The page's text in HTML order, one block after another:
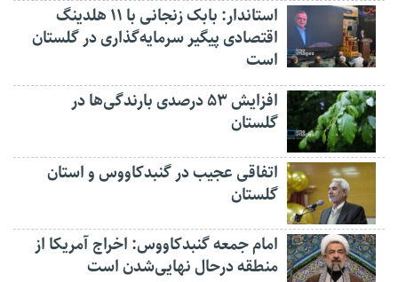
استاندار: بابک زنجانی با ۱۱ هلدینگ
اقتصادی پیگیر سرمایه‌گذاری در گلستان
است
افزایش ۵۳ درصدی بارندگی‌ها در
گلستان
اتفاقی عجیب در‌ گنبدکاووس و استان
گلستان
امام جمعه گنبدکاووس: اخراج آمریکا از
منطقه درحال نهایی‌شدن است